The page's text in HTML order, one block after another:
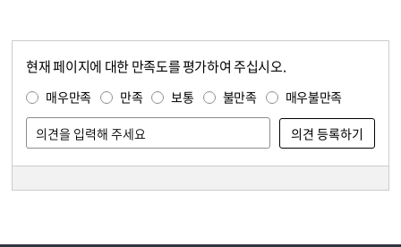
현재 페이지에 대한 만족도를 평가하여 주십시오.
매우만족 만족 보통 불만족 매우불만족